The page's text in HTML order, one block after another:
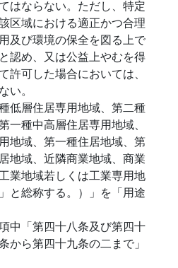
はならない。ただし、特定
区域における適正かつ合理
及び環境の保全を図る上で
認め、又は公益上やむを得
許可した場合においては、
い。
低層住居専用地域、第二種
一種中高層住居専用地域、
地域、第一種住居地域、第
地域、近隣商業地域、商業
業地域若しくは工業専用地
と総称する。）」を「用途
中「第四十八条及び第四十
から第四十九条の二まで」